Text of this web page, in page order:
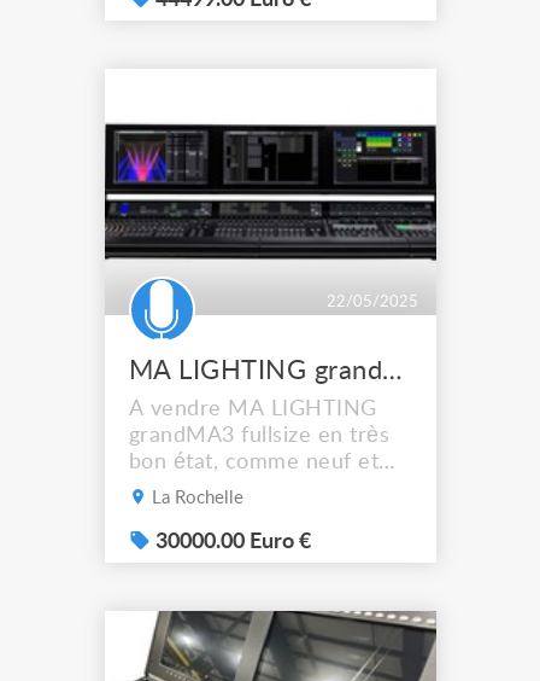
grande fiabilité qui la
configuré avec 24 + 4
faders et un écran multi-
touch 2 x 12" + 1 ...
22/05/2025
MA LIGHTING grandMA3 fullsize
A vendre MA LIGHTING
grandMA3 fullsize en très
bon état, comme neuf et
bien entretenu, avec
La Rochelle
30000.00 Euro €